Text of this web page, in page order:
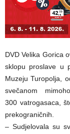
DVD Velika Gorica
sklopu proslave u
Muzeju Turopolja,
svečanom
300 vatrogasaca,
prekograničnih.
– Sudjelovala su